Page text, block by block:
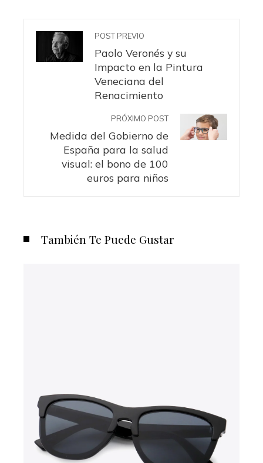
POST PREVIO
Paolo Veronés y su
Impacto en la Pintura
Veneciana del
Renacimiento
PRÓXIMO POST
Medida del Gobierno de
España para la salud
visual: el bono de 100
euros para niños
También Te Puede Gustar